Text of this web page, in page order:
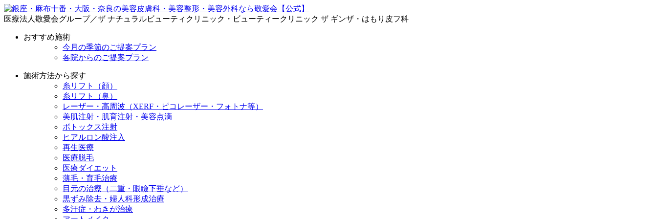
医療法人敬愛会グループ／ザ ナチュラルビューティクリニック・ビューティークリニック ザ ギンザ・はもり皮フ科
おすすめ施術
今月の季節のご提案プラン
各院からのご提案プラン
施術方法から探す
糸リフト（顔）
糸リフト（鼻）
レーザー・高周波（XERF・ピコレーザー・フォトナ等）
美肌注射・肌育注射・美容点滴
ボトックス注射
ヒアルロン酸注入
再生医療
医療脱毛
医療ダイエット
薄毛・育毛治療
目元の治療（二重・眼瞼下垂など）
黒ずみ除去・婦人科形成治療
多汗症・わきが治療